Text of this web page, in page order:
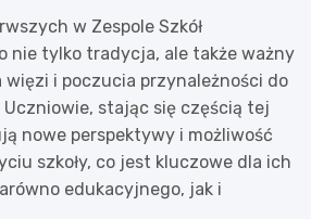
w Zespole Szkół
nie tylko tradycja, ale także ważny
i poczucia przynależności do
stając się częścią tej
nowe perspektywy i możliwość
szkoły, co jest kluczowe dla ich
edukacyjnego, jak i